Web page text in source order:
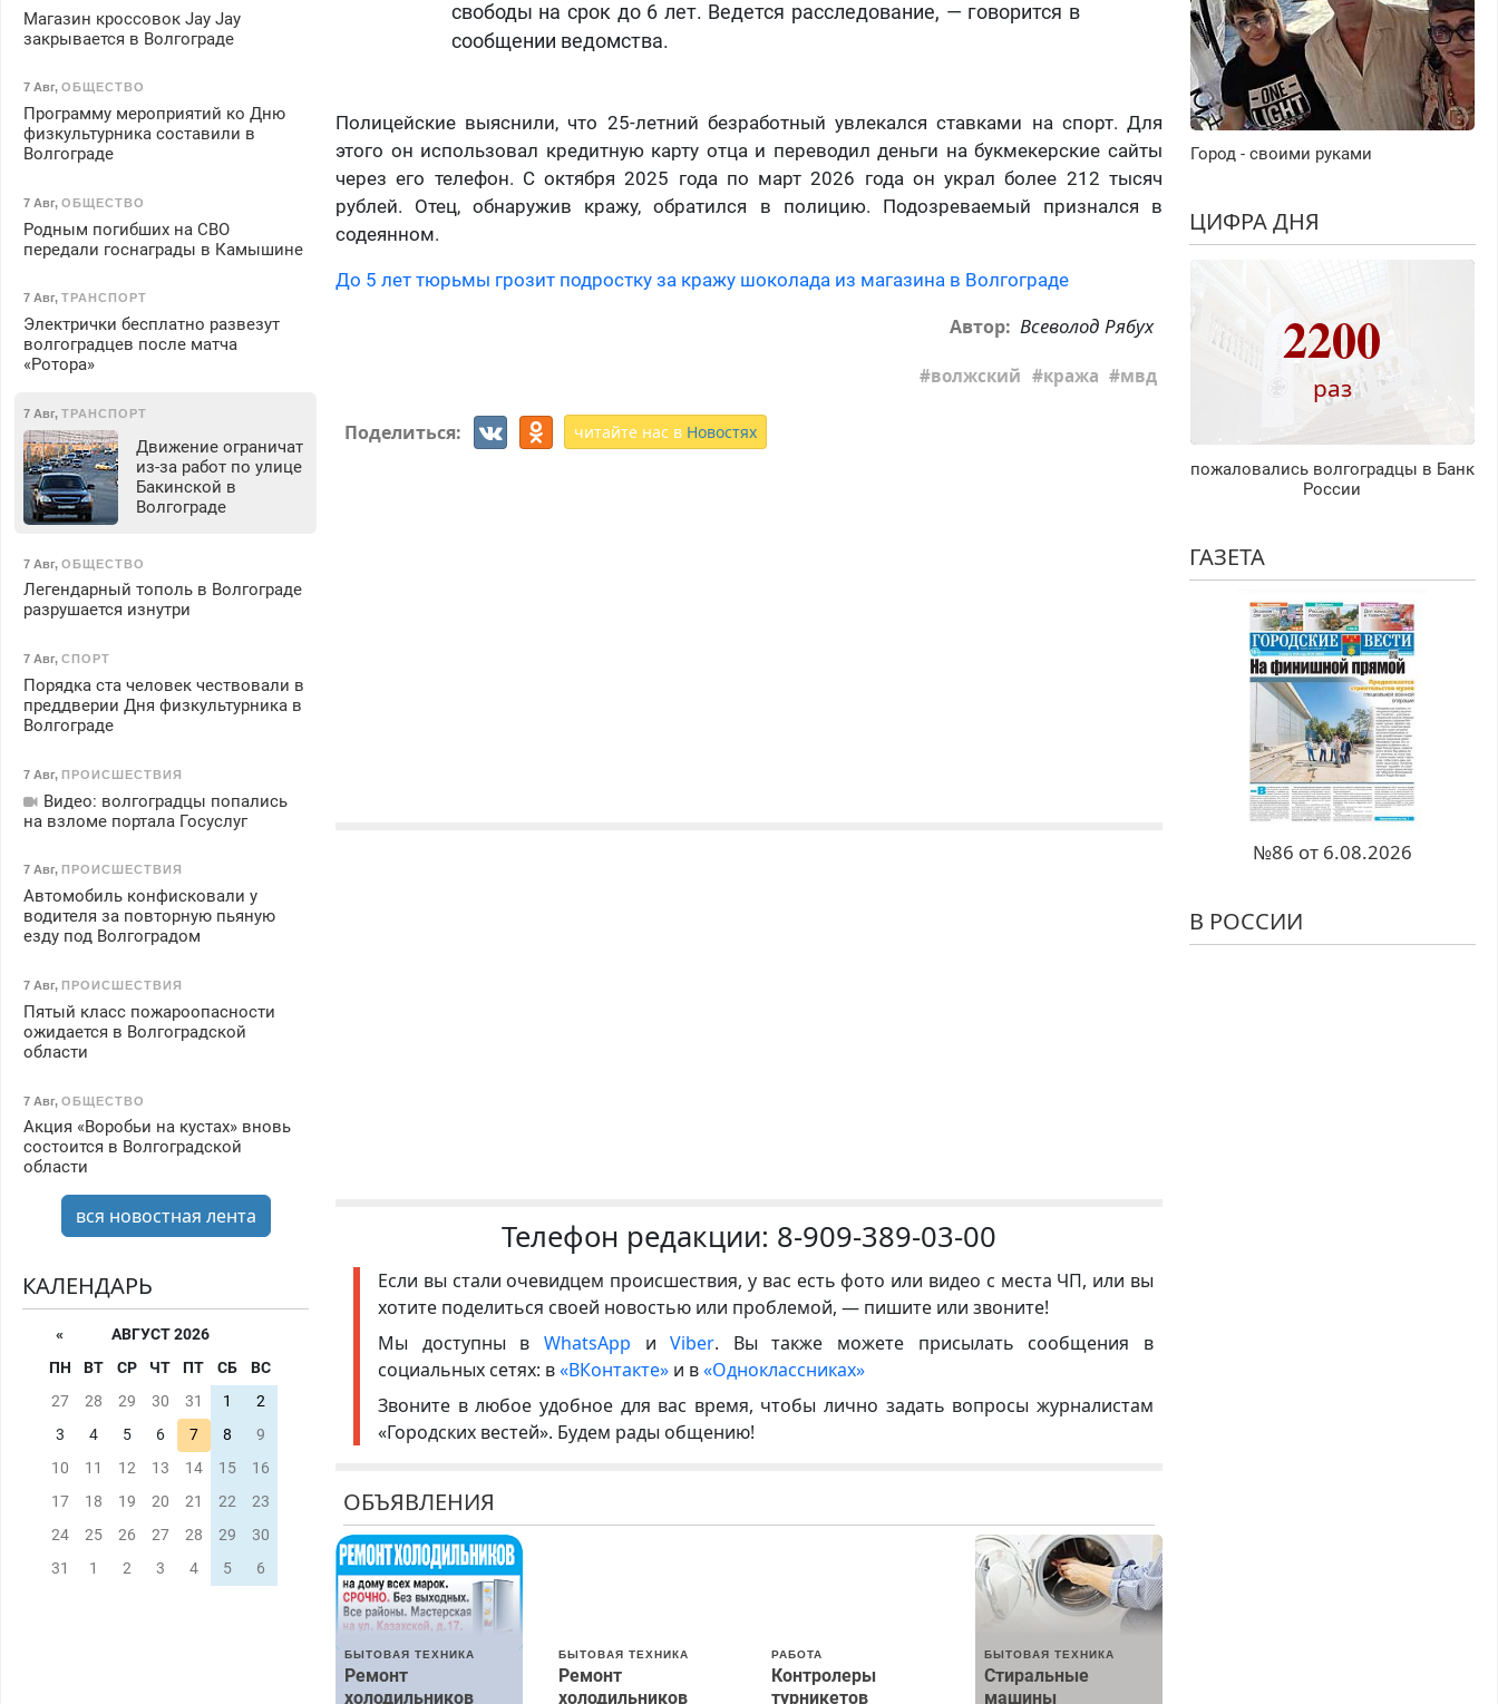
свободы на срок до 6 лет. Ведется расследование, — говорится в
сообщении ведомства.
Полицейские выяснили, что 25-летний безработный увлекался ставками на спорт. Для
этого он использовал кредитную карту отца и переводил деньги на букмекерские сайты
через его телефон. С октября 2025 года по март 2026 года он украл более 212 тысяч
рублей. Отец, обнаружив кражу, обратился в полицию. Подозреваемый признался в
содеянном.
До 5 лет тюрьмы грозит подростку за кражу шоколада из магазина в Волгограде
Автор: Всеволод Рябух
волжский кража мвд
Поделиться: читайте нас в Новостях
Телефон редакции: 8-909-389-03-00
Если вы стали очевидцем происшествия, у вас есть фото или видео с места ЧП, или вы
хотите поделиться своей новостью или проблемой, — пишите или звоните!
Мы доступны в WhatsApp иViber. Вы также можете присылать сообщения в
социальных сетях: в«ВКонтакте» и в«Одноклассниках»
Звоните в любое удобное для вас время, чтобы лично задать вопросы журналистам
«Городских вестей». Будем рады общению!
ОБЪЯВЛЕНИЯ
БЫТОВАЯ ТЕХНИКА
Ремонт
холодильников
БЫТОВАЯ ТЕХНИКА
Ремонт
холодильников
РАБОТА
Контролеры
турникетов
БЫТОВАЯ ТЕХНИКА
Стиральные
машины
Магазин кроссовок Jay Jay
закрывается в Волгограде
7 Авг, ОБЩЕСТВО
Программу мероприятий ко Дню
физкультурника составили в
Волгограде
7 Авг, ОБЩЕСТВО
Родным погибших на СВО
передали госнаграды в Камышине
7 Авг, ТРАНСПОРТ
Электрички бесплатно развезут
волгоградцев после матча
«Ротора»
7 Авг, ТРАНСПОРТ
Движение ограничат
из-за работ по улице
Бакинской в
Волгограде
7 Авг, ОБЩЕСТВО
Легендарный тополь в Волгограде
разрушается изнутри
7 Авг, СПОРТ
Порядка ста человек чествовали в
преддверии Дня физкультурника в
Волгограде
7 Авг, ПРОИСШЕСТВИЯ
Видео: волгоградцы попались
на взломе портала Госуслуг
7 Авг, ПРОИСШЕСТВИЯ
Автомобиль конфисковали у
водителя за повторную пьяную
езду под Волгоградом
7 Авг, ПРОИСШЕСТВИЯ
Пятый класс пожароопасности
ожидается в Волгоградской
области
7 Авг, ОБЩЕСТВО
Акция «Воробьи на кустах» вновь
состоится в Волгоградской
области
вся новостная лента
КАЛЕНДАРЬ
«
АВГУСТ 2026
ПН
ВТ СР ЧТ ПТ СБ
ВС
27
28 29 30 31 1
2
3
4 5 6 7 8
9
10
11 12 13 14 15
16
17
18 19 20 21 22
23
24
25 26 27 28 29
30
31
1 2 3 4 5 6
Город - своими руками
ЦИФРА ДНЯ
2200
раз
пожаловались волгоградцы в Банк
России
ГАЗЕТА
№86 от 6.08.2026
В РОССИИ